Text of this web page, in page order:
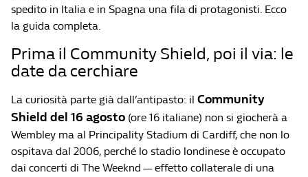
spedito in Italia e in Spagna una fila di protagonisti. Ecco
la guida completa.
Prima il Community Shield, poi il via: le
date da cerchiare
La curiosità parte già dall’antipasto: il Community
Shield del 16 agosto (ore 16 italiane) non si giocherà a
Wembley ma al Principality Stadium di Cardiff, che non lo
ospitava dal 2006, perché lo stadio londinese è occupato
dai concerti di The Weeknd — effetto collaterale di una